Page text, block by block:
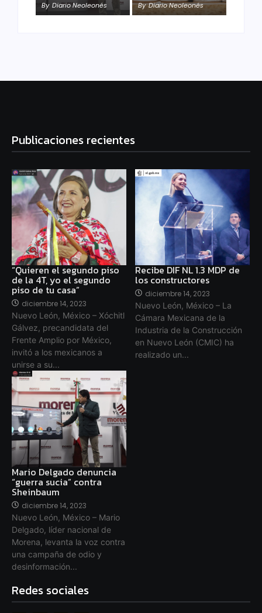
By Diario Neoleonés By Diario Neoleonés
Publicaciones recientes
“Quieren el segundo piso
de la 4T, yo el segundo
piso de tu casa”
diciembre 14, 2023
Nuevo León, México – Xóchitl
Gálvez, precandidata del
Frente Amplio por México,
invitó a los mexicanos a
unirse a su...
Recibe DIF NL 1.3 MDP de
los constructores
diciembre 14, 2023
Nuevo León, México – La
Cámara Mexicana de la
Industria de la Construcción
en Nuevo León (CMIC) ha
realizado un...
Mario Delgado denuncia
“guerra sucia” contra
Sheinbaum
diciembre 14, 2023
Nuevo León, México – Mario
Delgado, líder nacional de
Morena, levanta la voz contra
una campaña de odio y
desinformación...
Redes sociales